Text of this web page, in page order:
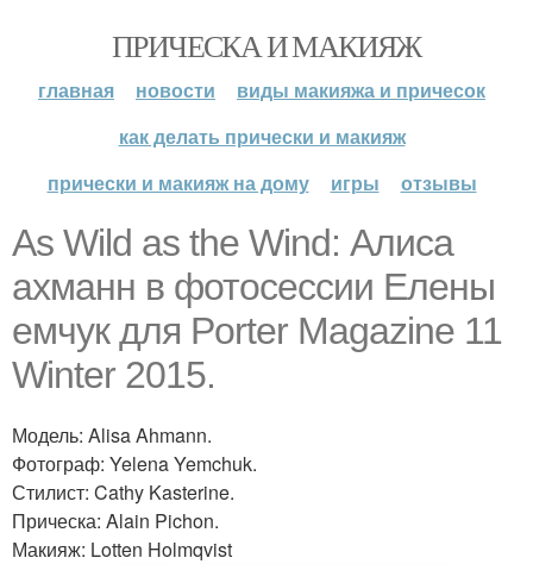
ПРИЧЕСКА И МАКИЯЖ
главная новости
виды макияжа и причесок
как делать прически и макияж
прически и макияж на дому
игры отзывы
As Wild as the Wind: Алиса
ахманн в фотосессии Елены
емчук для Porter Magazine 11
Winter 2015.
Модель: Alisa Ahmann.
Фотограф: Yelena Yemchuk.
Стилист: Cathy Kasterine.
Прическа: Alain Pichon.
Макияж: Lotten Holmqvist